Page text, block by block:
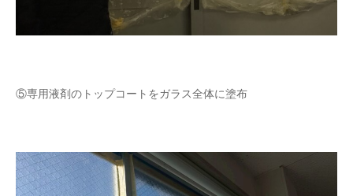
⑤専用液剤のトップコートをガラス全体に塗布